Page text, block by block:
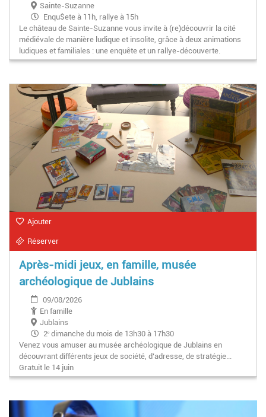
Sainte-Suzanne
Enqu$ete à 11h, rallye à 15h
Le château de Sainte-Suzanne vous invite à (re)découvrir la cité
médiévale de manière ludique et insolite, grâce à deux animations
ludiques et familiales : une enquête et un rallye-découverte.
Ajouter
Réserver
Après-midi jeux, en famille, musée
archéologique de Jublains
09/08/2026
En famille
Jublains
2ᵉ dimanche du mois de 13h30 à 17h30
Venez vous amuser au musée archéologique de Jublains en
découvrant différents jeux de société, d’adresse, de stratégie...
Gratuit le 14 juin